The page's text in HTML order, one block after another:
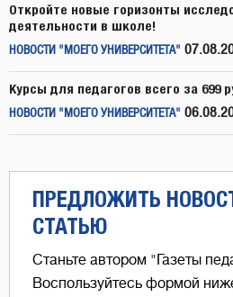
Откройте новые горизонты
деятельности в школе!
НОВОСТИ "МОЕГО УНИВЕРСИТЕТА"
Курсы для педагогов всего за 699
НОВОСТИ "МОЕГО УНИВЕРСИТЕТА"
ПРЕДЛОЖИТЬ
СТАТЬЮ
Станьте автором "Газеты
Воспользуйтесь формой